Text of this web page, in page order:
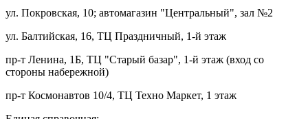
ул. Покровская, 10; автомагазин "Центральный", зал №2
ул. Балтийская, 16, ТЦ Праздничный, 1-й этаж
пр-т Ленина, 1Б, ТЦ "Старый базар", 1-й этаж (вход со
стороны набережной)
пр-т Космонавтов 10/4, ТЦ Техно Маркет, 1 этаж